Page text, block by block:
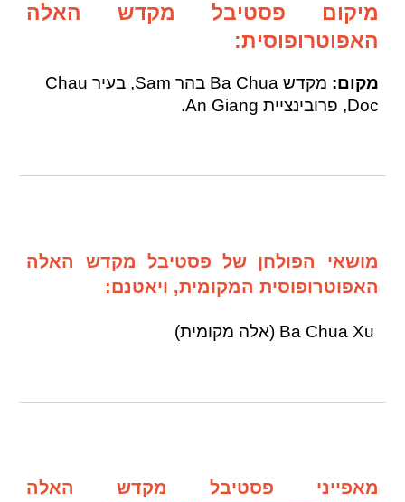
מיקום פסטיבל מקדש האלה
האפוטרופוסית:
מקום:
מקדש Ba Chua בהר Sam, בעיר Chau
Doc, פרובינציית An Giang.
מושאי הפולחן של פסטיבל מקדש האלה
האפוטרופוסית המקומית, ויאטנם:
מאפייני פסטיבל מקדש האלה